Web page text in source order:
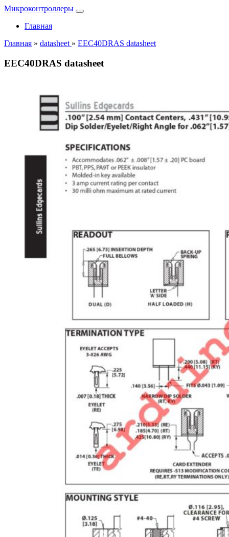
Микроконтроллеры
Главная
Главная » datasheet » EEC40DRAS datasheet
EEC40DRAS datasheet